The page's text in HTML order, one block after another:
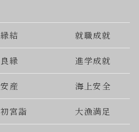
縁結 就職成就
良縁 進学成就
安産 海上安全
初宮詣 大漁満足